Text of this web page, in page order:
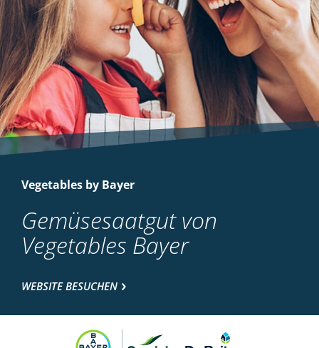
Vegetables by Bayer
Gemüsesaatgut von
Vegetables Bayer
WEBSITE BESUCHEN